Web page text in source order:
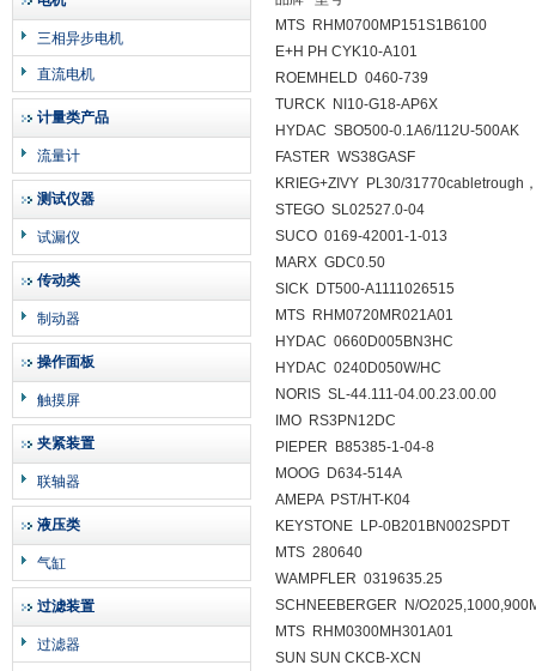
三相异步电机
直流电机
计量类产品
流量计
测试仪器
试漏仪
传动类
制动器
操作面板
触摸屏
夹紧装置
联轴器
液压类
气缸
过滤装置
过滤器
MTS RHM0700MP151S1B6100
E+H PH CYK10-A101
ROEMHELD 0460-739
TURCK NI10-G18-AP6X
HYDAC SBO500-0.1A6/112U-500AK
FASTER WS38GASF
KRIEG+ZIVY PL30/31770cabletrough
STEGO SL02527.0-04
SUCO 0169-42001-1-013
MARX GDC0.50
SICK DT500-A1111026515
MTS RHM0720MR021A01
HYDAC 0660D005BN3HC
HYDAC 0240D050W/HC
NORIS SL-44.111-04.00.23.00.00
IMO RS3PN12DC
PIEPER B85385-1-04-8
MOOG D634-514A
AMEPA PST/HT-K04
KEYSTONE LP-0B201BN002SPDT
MTS 280640
WAMPFLER 0319635.25
SCHNEEBERGER N/
MTS RHM0300MH301A01
SUN SUN CKCB-XCN